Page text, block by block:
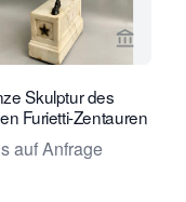
von Kollenburg
Skulptur des
Furietti-Zentauren
auf Anfrage